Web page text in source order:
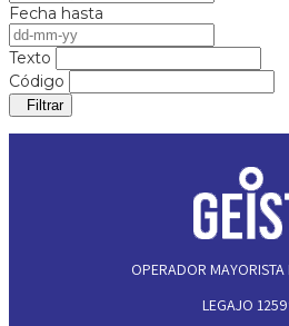
Fecha hasta
Texto
Código
Filtrar
OPERADOR MAYORISTA
LEGAJO